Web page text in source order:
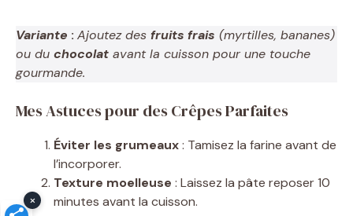
y
V
i
d
Variante : Ajoutez des fruits frais (myrtilles, bananes)
ou du chocolat avant la cuisson pour une touche
gourmande.
Mes Astuces pour des Crêpes Parfaites
Éviter les grumeaux: Tamisez la farine avant de
l’incorporer.
Texture moelleuse : Laissez la pâte reposer 10
minutes avant la cuisson.
×